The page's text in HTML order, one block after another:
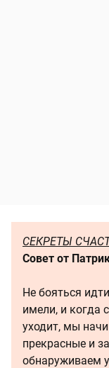
СЕКРЕТЫ
Совет от
Не бояться
имели, и когда
уходит, мы
прекрасные и
обнаруживаем